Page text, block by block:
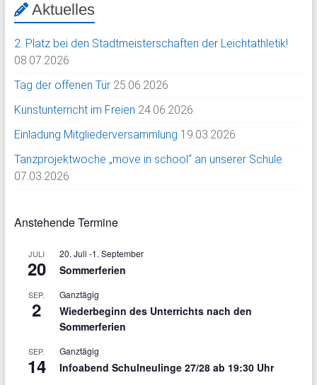
Aktuelles
2. Platz bei den Stadtmeisterschaften der Leichtathletik!
08.07.2026
Tag der offenen Tür 25.06.2026
Kunstunterricht im Freien 24.06.2026
Einladung Mitgliederversammlung 19.03.2026
Tanzprojektwoche „move in school“ an unserer Schule
07.03.2026
Anstehende Termine
JULI
20
20. Juli -1. September
Sommerferien
SEP.
2
Ganztägig
Wiederbeginn des Unterrichts nach den
Sommerferien
SEP.
14
Ganztägig
Infoabend Schulneulinge 27/28 ab 19:30 Uhr